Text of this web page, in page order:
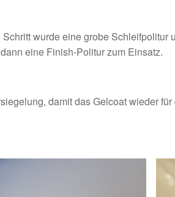
wurde eine grobe Schleifpolitur
eine Finish-Politur zum Einsatz.
damit das Gelcoat wieder